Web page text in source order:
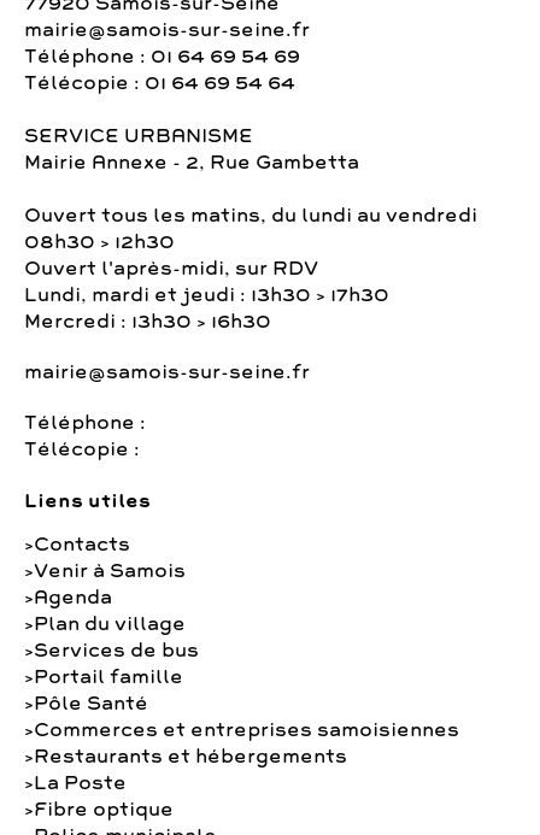
mairie@samois-sur-seine.fr
Téléphone : 01 64 69 54 69
Télécopie : 01 64 69 54 64
SERVICE URBANISME
Mairie Annexe - 2, Rue Gambetta
Ouvert tous les matins, du lundi au vendredi
08h30 > 12h30
Ouvert l'après-midi, sur RDV
Lundi, mardi et jeudi : 13h30 > 17h30
Mercredi : 13h30 > 16h30
mairie@samois-sur-seine.fr
Téléphone :
Télécopie :
Liens utiles
Contacts
Venir à Samois
Agenda
Plan du village
Services de bus
Portail famille
Pôle Santé
Commerces et entreprises samoisiennes
Restaurants et hébergements
La Poste
Fibre optique